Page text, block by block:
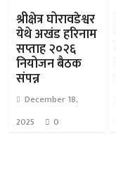
श्रीक्षेत्र घोरावडेश्वर
येथे अखंड हरिनाम
सप्ताह २०२६
नियोजन बैठक
संपन्न
December 18,
2025
0